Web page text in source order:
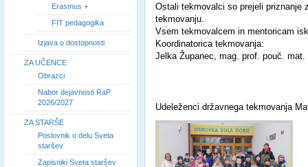
Erasmus +
FIT pedagogika
Izjava o dostopnosti
ZA UČENCE
Obrazci
Nabor dejavnosti RaP
2026/2027
ZA STARŠE
Poslovnik o delu Sveta
staršev
Zapisniki Sveta staršev
Ostali tekmovalci so prejeli priznanje
tekmovanju.
Vsem tekmovalcem in mentoricam
Koordinatorica tekmovanja:
Jelka Županec, mag. prof. pouč. mat.
Udeleženci državnega tekmovanja